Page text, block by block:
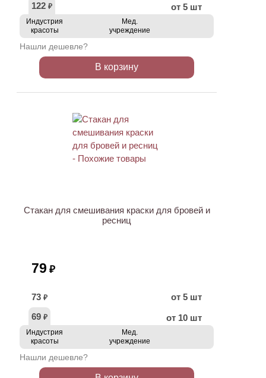
122 ₽ от 5 шт
Индустрия
красоты
Мед.
учреждение
Нашли дешевле?
В корзину
Стакан для смешивания краски для бровей и
ресниц
79 ₽
73 ₽
от 5 шт
69 ₽ от 10 шт
Индустрия
красоты
Мед.
учреждение
Нашли дешевле?